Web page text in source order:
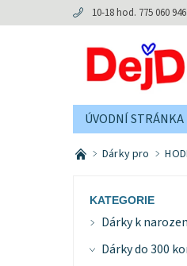
10-18 hod. 775 060 946
ÚVODNÍ STRÁNKA
Dárky pro
KATEGORIE
Dárky k
Dárky do 300